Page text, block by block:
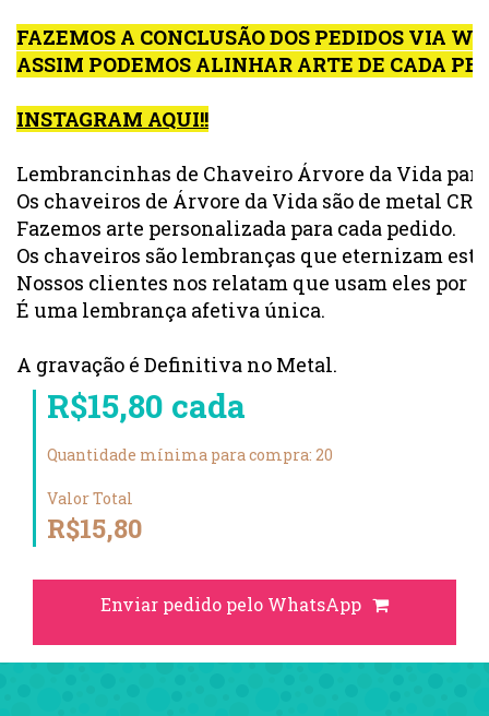
FAZEMOS A CONCLUSÃO DOS PEDIDOS VIA
ASSIM PODEMOS ALINHAR ARTE DE CADA
INSTAGRAM AQUI!!
Lembrancinhas de Chaveiro Árvore da Vida
Os chaveiros de Árvore da Vida são de metal
Fazemos arte personalizada para cada pedido.
Os chaveiros são lembranças que eternizam
Nossos clientes nos relatam que usam eles por
É uma lembrança afetiva única.
A gravação é Definitiva no Metal.
R$15,80 cada
Quantidade mínima para compra: 20
Valor Total
R$15,80
Enviar pedido pelo WhatsApp